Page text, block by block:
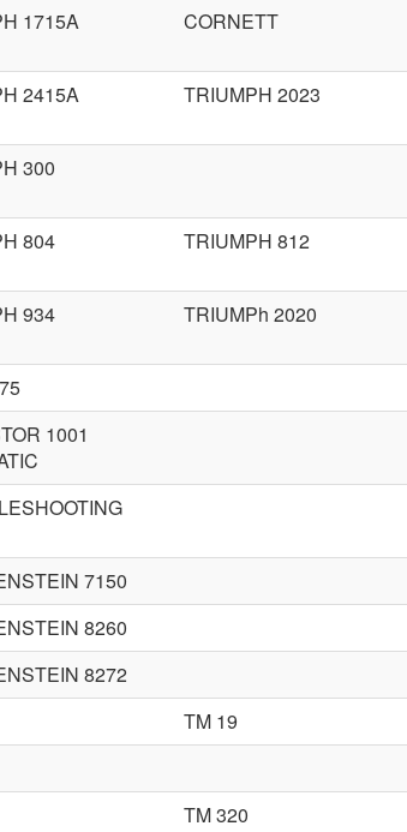
1715A CORNETT
2415A TRIUMPH 2023
300
804 TRIUMPH 812
934 TRIUMPh 2020
1001
7150
8260
8272
TM 19
TM 320